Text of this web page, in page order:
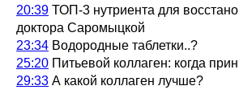
20:39 ТОП-3 нутриента для
доктора Саромыцкой
23:34 Водородные таблетки..?
25:20 Питьевой коллаген: когда
29:33 А какой коллаген лучше?